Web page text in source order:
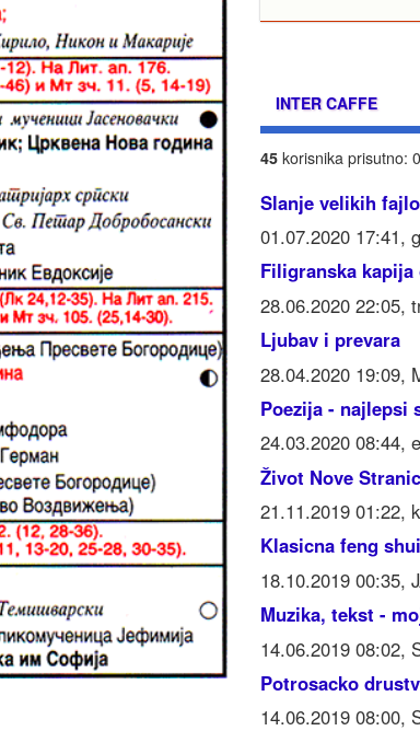
INTER CAFFE
45korisnika prisutno:
Slanje velikih
01.07.2020 17:41,
Filigranska
28.06.2020 22:05,
Ljubav i prevara
28.04.2020 19:09,
Poezija - najlepsi
24.03.2020 08:44,
Život Nove
21.11.2019 01:22,
Klasicna feng
18.10.2019 00:35,
Muzika, tekst -
14.06.2019 08:02,
Potrosacko
14.06.2019 08:00,